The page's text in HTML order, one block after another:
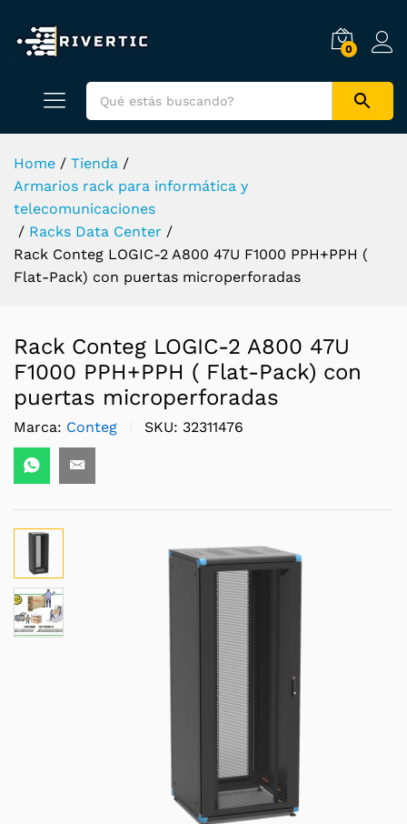
0
Home / Tienda /
Armarios rack para informática y
telecomunicaciones
/ Racks Data Center /
Rack Conteg LOGIC-2 A800 47U F1000 PPH+PPH (
Flat-Pack) con puertas microperforadas
Rack Conteg LOGIC-2 A800 47U
F1000 PPH+PPH ( Flat-Pack) con
puertas microperforadas
Marca: Conteg SKU: 32311476